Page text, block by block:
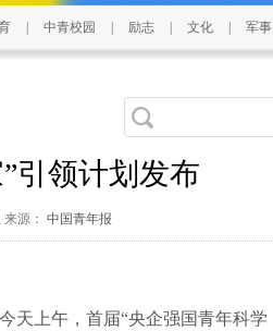
中青校园 励志 文化 军事
引领计划发布
源： 中国青年报
上午，首届“央企强国青年科学